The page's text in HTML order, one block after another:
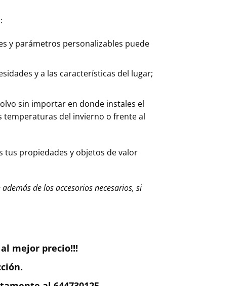
y parámetros personalizables puede
y a las características del lugar;
sin importar en donde instales el
temperaturas del invierno o frente al
tus propiedades y objetos de valor
de los accesorios necesarios, si
mejor precio!!!